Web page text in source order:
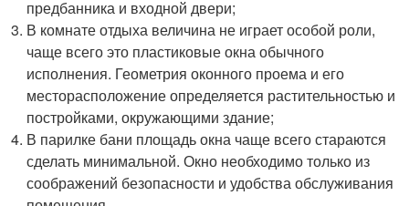
предбанника и входной двери;
В комнате отдыха величина не играет особой роли,
чаще всего это пластиковые окна обычного
исполнения. Геометрия оконного проема и его
месторасположение определяется растительностью и
постройками, окружающими здание;
В парилке бани площадь окна чаще всего стараются
сделать минимальной. Окно необходимо только из
соображений безопасности и удобства обслуживания